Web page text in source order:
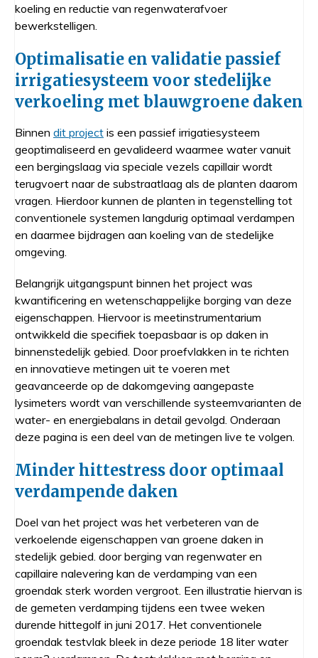
koeling en reductie van regenwaterafvoer
bewerkstelligen.
Optimalisatie en validatie passief
irrigatiesysteem voor stedelijke
verkoeling met blauwgroene daken
Binnen dit project is een passief irrigatiesysteem
geoptimaliseerd en gevalideerd waarmee water vanuit
een bergingslaag via speciale vezels capillair wordt
terugvoert naar de substraatlaag als de planten daarom
vragen. Hierdoor kunnen de planten in tegenstelling tot
conventionele systemen langdurig optimaal verdampen
en daarmee bijdragen aan koeling van de stedelijke
omgeving.
Belangrijk uitgangspunt binnen het project was
kwantificering en wetenschappelijke borging van deze
eigenschappen. Hiervoor is meetinstrumentarium
ontwikkeld die specifiek toepasbaar is op daken in
binnenstedelijk gebied. Door proefvlakken in te richten
en innovatieve metingen uit te voeren met
geavanceerde op de dakomgeving aangepaste
lysimeters wordt van verschillende systeemvarianten de
water- en energiebalans in detail gevolgd. Onderaan
deze pagina is een deel van de metingen live te volgen.
Minder hittestress door optimaal
verdampende daken
Doel van het project was het verbeteren van de
verkoelende eigenschappen van groene daken in
stedelijk gebied. door berging van regenwater en
capillaire nalevering kan de verdamping van een
groendak sterk worden vergroot. Een illustratie hiervan is
de gemeten verdamping tijdens een twee weken
durende hittegolf in juni 2017. Het conventionele
groendak testvlak bleek in deze periode 18 liter water